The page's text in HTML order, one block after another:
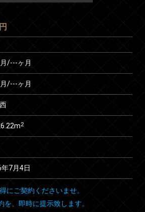
円
/---ヶ月
/---ヶ月
2
7月4日
にご契約くださいませ。
を、即時に提示致します。